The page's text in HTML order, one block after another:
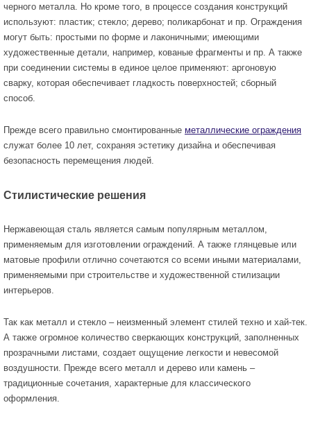
черного металла. Но кроме того, в процессе создания конструкций
используют: пластик; стекло; дерево; поликарбонат и пр. Ограждения
могут быть: простыми по форме и лаконичными; имеющими
художественные детали, например, кованые фрагменты и пр. А также
при соединении системы в единое целое применяют: аргоновую
сварку, которая обеспечивает гладкость поверхностей; сборный
способ.
Прежде всего правильно смонтированные металлические ограждения
служат более 10 лет, сохраняя эстетику дизайна и обеспечивая
безопасность перемещения людей.
Стилистические решения
Нержавеющая сталь является самым популярным металлом,
применяемым для изготовлении ограждений. А также глянцевые или
матовые профили отлично сочетаются со всеми иными материалами,
применяемыми при строительстве и художественной стилизации
интерьеров.
Так как металл и стекло – неизменный элемент стилей техно и хай-тек.
А также огромное количество сверкающих конструкций, заполненных
прозрачными листами, создает ощущение легкости и невесомой
воздушности. Прежде всего металл и дерево или камень –
традиционные сочетания, характерные для классического
оформления.